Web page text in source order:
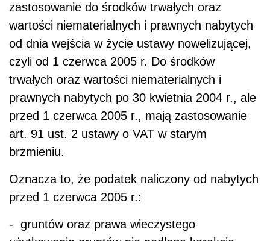
zastosowanie do środków trwałych oraz
wartości niematerialnych i prawnych nabytych
od dnia wejścia w życie ustawy nowelizującej,
czyli od 1 czerwca 2005 r. Do środków
trwałych oraz wartości niematerialnych i
prawnych nabytych po 30 kwietnia 2004 r., ale
przed 1 czerwca 2005 r., mają zastosowanie
art. 91 ust. 2 ustawy o VAT w starym
brzmieniu.
Oznacza to, że podatek naliczony od nabytych
przed 1 czerwca 2005 r.:
- gruntów oraz prawa wieczystego